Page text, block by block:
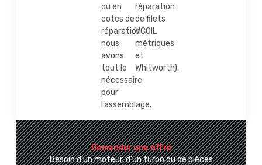
Demander une offre
Besoin d'un moteur, d'un turbo ou de pièces
ou en
cotes de
réparation,
nous
avons
tout le
nécessaire
pour
l’assemblage.
réparation
de filets
VCOIL
métriques
et
Whitworth).